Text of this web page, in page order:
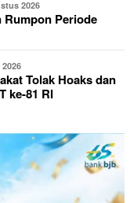
2026
Periode
Tolak Hoaks dan
ke-81 RI